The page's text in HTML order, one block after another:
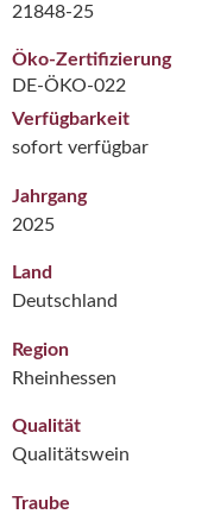
21848-25
Öko-Zertifizierung
DE-ÖKO-022
Verfügbarkeit
sofort verfügbar
Jahrgang
2025
Land
Deutschland
Region
Rheinhessen
Qualität
Qualitätswein
Traube